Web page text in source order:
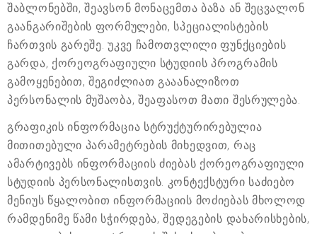
შაბლონებში, შეავსონ მონაცემთა ბაზა ან შეცვალონ
გაანგარიშების ფორმულები, სპეციალისტების
ჩართვის გარეშე. უკვე ჩამოთვლილი ფუნქციების
გარდა, ქორეოგრაფიული სტუდიის პროგრამის
გამოყენებით, შეგიძლიათ გააანალიზოთ
პერსონალის მუშაობა, შეაფასოთ მათი შესრულება.
გრაფიკის ინფორმაცია სტრუქტურირებულია
მითითებული პარამეტრების მიხედვით, რაც
ამარტივებს ინფორმაციის ძიებას ქორეოგრაფიული
სტუდიის პერსონალისთვის. კონტექსტური საძიებო
მენიუს წყალობით ინფორმაციის მოძიებას მხოლოდ
რამდენიმე წამი სჭირდება, შედეგების დახარისხების,